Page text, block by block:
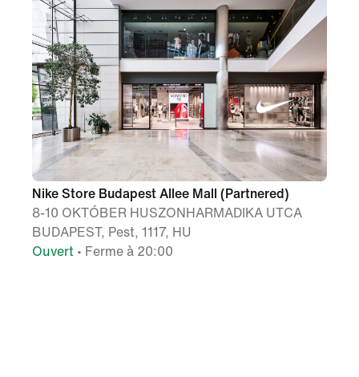
Nike Store Budapest Allee Mall (Partnered)
8-10 OKTÓBER HUSZONHARMADIKA UTCA
BUDAPEST, Pest, 1117, HU
Ouvert • Ferme à 20:00